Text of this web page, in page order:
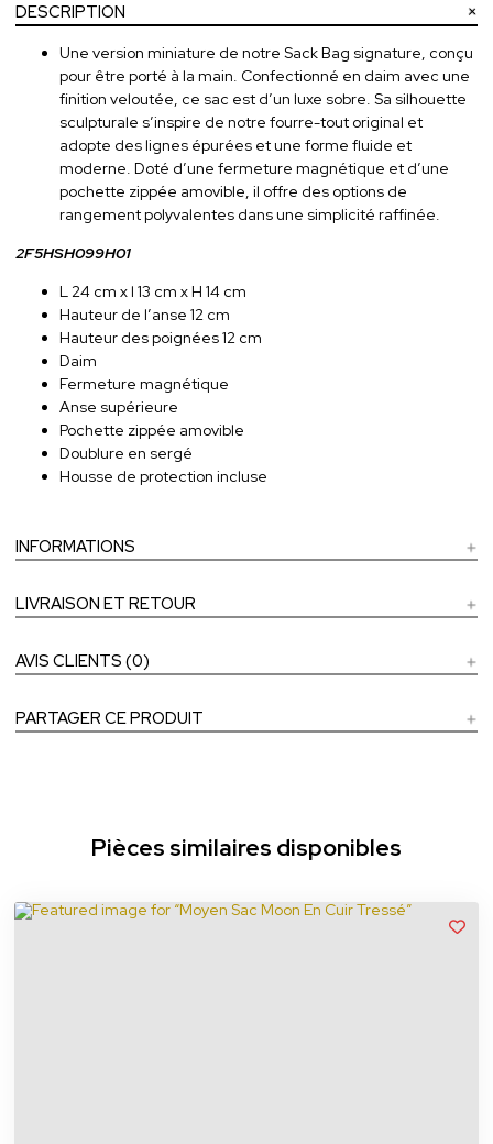
DESCRIPTION
Une version miniature de notre Sack Bag signature, conçu
pour être porté à la main. Confectionné en daim avec une
finition veloutée, ce sac est d’un luxe sobre. Sa silhouette
sculpturale s’inspire de notre fourre-tout original et
adopte des lignes épurées et une forme fluide et
moderne. Doté d’une fermeture magnétique et d’une
pochette zippée amovible, il offre des options de
rangement polyvalentes dans une simplicité raffinée.
2F5HSH099H01
L 24 cm x l 13 cm x H 14 cm
Hauteur de l’anse 12 cm
Hauteur des poignées 12 cm
Daim
Fermeture magnétique
Anse supérieure
Pochette zippée amovible
Doublure en sergé
Housse de protection incluse
INFORMATIONS
LIVRAISON ET RETOUR
AVIS CLIENTS (0)
PARTAGER CE PRODUIT
Pièces similaires disponibles